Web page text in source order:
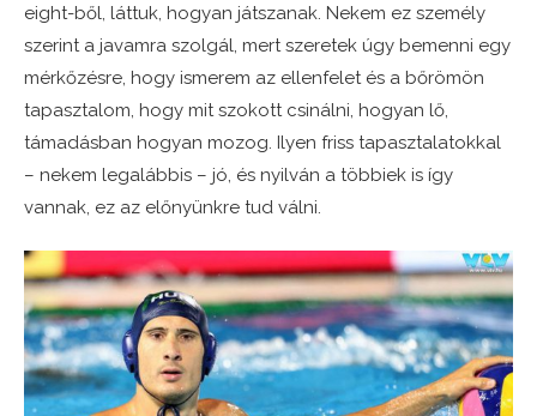
eight-ből, láttuk, hogyan játszanak. Nekem ez személy
szerint a javamra szolgál, mert szeretek úgy bemenni egy
mérkőzésre, hogy ismerem az ellenfelet és a bőrömön
tapasztalom, hogy mit szokott csinálni, hogyan lő,
támadásban hogyan mozog. Ilyen friss tapasztalatokkal
– nekem legalábbis – jó, és nyilván a többiek is így
vannak, ez az előnyünkre tud válni.